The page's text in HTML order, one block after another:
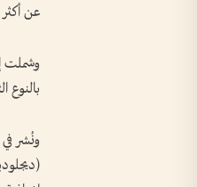
عن أكثر من 300
وشملت
بالنوع
ونُشر